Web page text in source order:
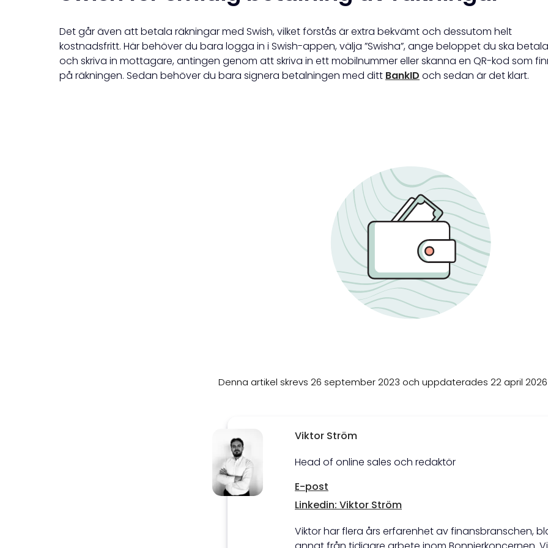
Det går även att betala räkningar med Swish, vilket förstås är extra bekvämt och dessutom helt
kostnadsfritt. Här behöver du bara logga in i Swish-appen, välja ”Swisha”, ange beloppet du ska betala
och skriva in mottagare, antingen genom att skriva in ett mobilnummer eller skanna en QR-kod som
på räkningen. Sedan behöver du bara signera betalningen med ditt BankID och sedan är det klart.
Denna artikel skrevs 26 september 2023 och uppdaterades 22 april 2026
Viktor Ström
Head of online sales och redaktör
E-post
Linkedin: Viktor Ström
Viktor har flera års erfarenhet av finansbranschen,